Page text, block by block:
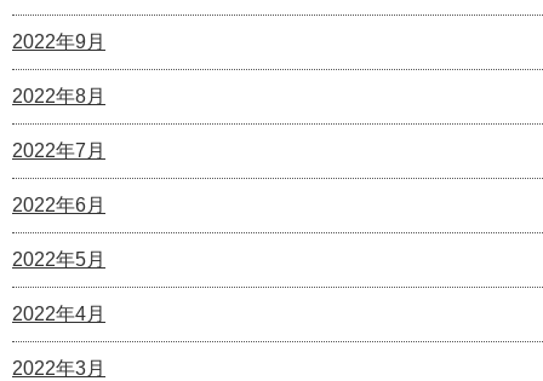
2022年9月
2022年8月
2022年7月
2022年6月
2022年5月
2022年4月
2022年3月